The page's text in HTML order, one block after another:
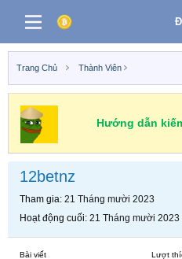
Trang Chủ Thành Viên
Hướng dẫn
12betnz
Tham gia 21 Tháng mười 2023
Hoạt động cuối 21 Tháng mười 2023
Bài viết Lượt